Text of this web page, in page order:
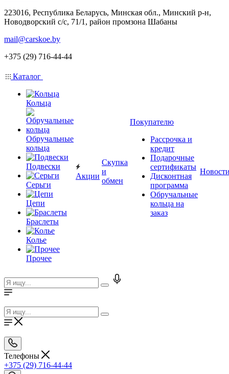
223016, Республика Беларусь, Минская обл., Минский р-н,
Новодворский с/с, 71/1, район промзона Шабаны
mail@carskoe.by
+375 (29) 716-44-44
Каталог
Кольца
Обручальные
кольца
Подвески
Серьги
Цепи
Браслеты
Колье
Прочее
Акции
Скупка
и
обмен
Покупателю
Рассрочка и
кредит
Подарочные
сертификаты
Дисконтная
программа
Обручальные
кольца на
заказ
Телефоны
+375 (29) 716-44-44